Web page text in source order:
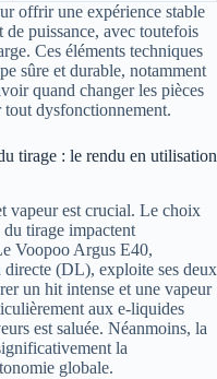
offrir une expérience stable
de puissance, avec toutefois
Ces éléments techniques
sûre et durable, notamment
quand changer les pièces
tout dysfonctionnement.
tirage : le rendu en utilisation
vapeur est crucial. Le choix
du tirage impactent
Voopoo Argus E40,
(DL), exploite ses deux
un hit intense et une vapeur
aux e-liquides
est saluée. Néanmoins, la
la
globale.